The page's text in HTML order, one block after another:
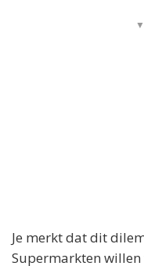
▼
Je merkt dat dit
Supermarkten